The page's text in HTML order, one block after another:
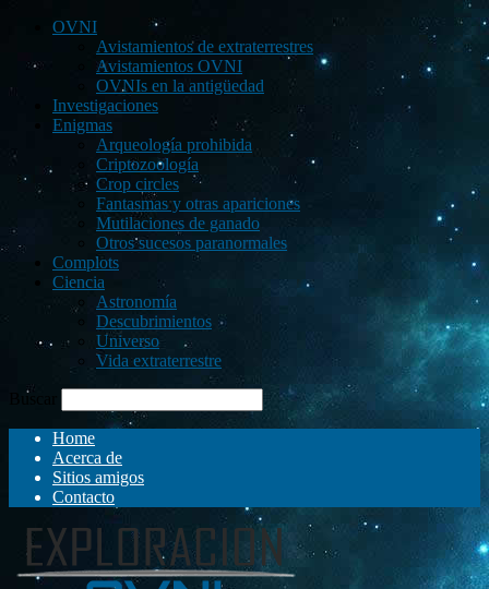
OVNI
Avistamientos de extraterrestres
Avistamientos OVNI
OVNIs en la antigüedad
Investigaciones
Enigmas
Arqueología prohibida
Criptozoología
Crop circles
Fantasmas y otras apariciones
Mutilaciones de ganado
Otros sucesos paranormales
Complots
Ciencia
Astronomía
Descubrimientos
Universo
Vida extraterrestre
Buscar
Home
Acerca de
Sitios amigos
Contacto